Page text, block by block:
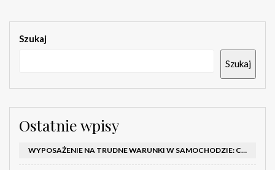
Szukaj
Szukaj
Ostatnie wpisy
WYPOSAŻENIE NA TRUDNE WARUNKI W SAMOCHODZIE: CO MIEĆ ZIMĄ, W TRASIE I NA WYPADEK AWARII